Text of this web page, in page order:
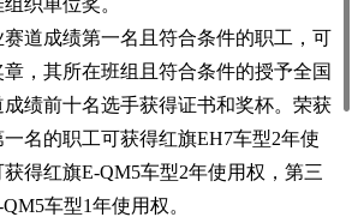
道成绩第一名且符合条件的职工，可
，其所在班组且符合条件的授予全国
绩前十名选手获得证书和奖杯。荣获
名的职工可获得红旗EH7车型2年使
得红旗E-QM5车型2年使用权，第三
车型1年使用权。